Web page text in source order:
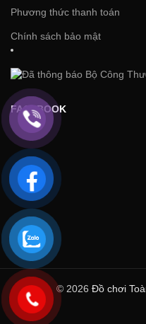
Phương thức thanh toán
Chính sách bảo mật
FACEBOOK
© 2026 Đồ chơi